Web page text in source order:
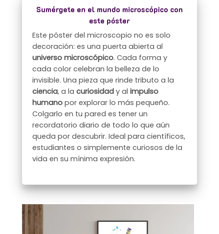
Sumérgete en el mundo microscópico con
este póster
Este póster del microscopio no es solo
decoración: es una puerta abierta al
universo microscópico. Cada forma y
cada color celebran la belleza de lo
invisible. Una pieza que rinde tributo a la
ciencia, a lacuriosidad y al impulso
humano por explorar lo más pequeño.
Colgarlo en tu pared es tener un
recordatorio diario de todo lo que aún
queda por descubrir. Ideal para científicos,
estudiantes o simplemente curiosos de la
vida en su mínima expresión.